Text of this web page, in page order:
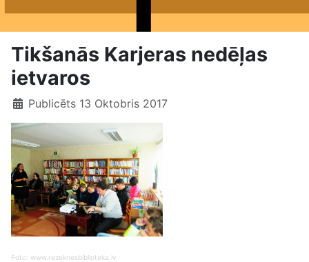
Tikšanās Karjeras nedēļas
ietvaros
Publicēts 13 Oktobris 2017
Foto: www.rezeknesbiblioteka.lv